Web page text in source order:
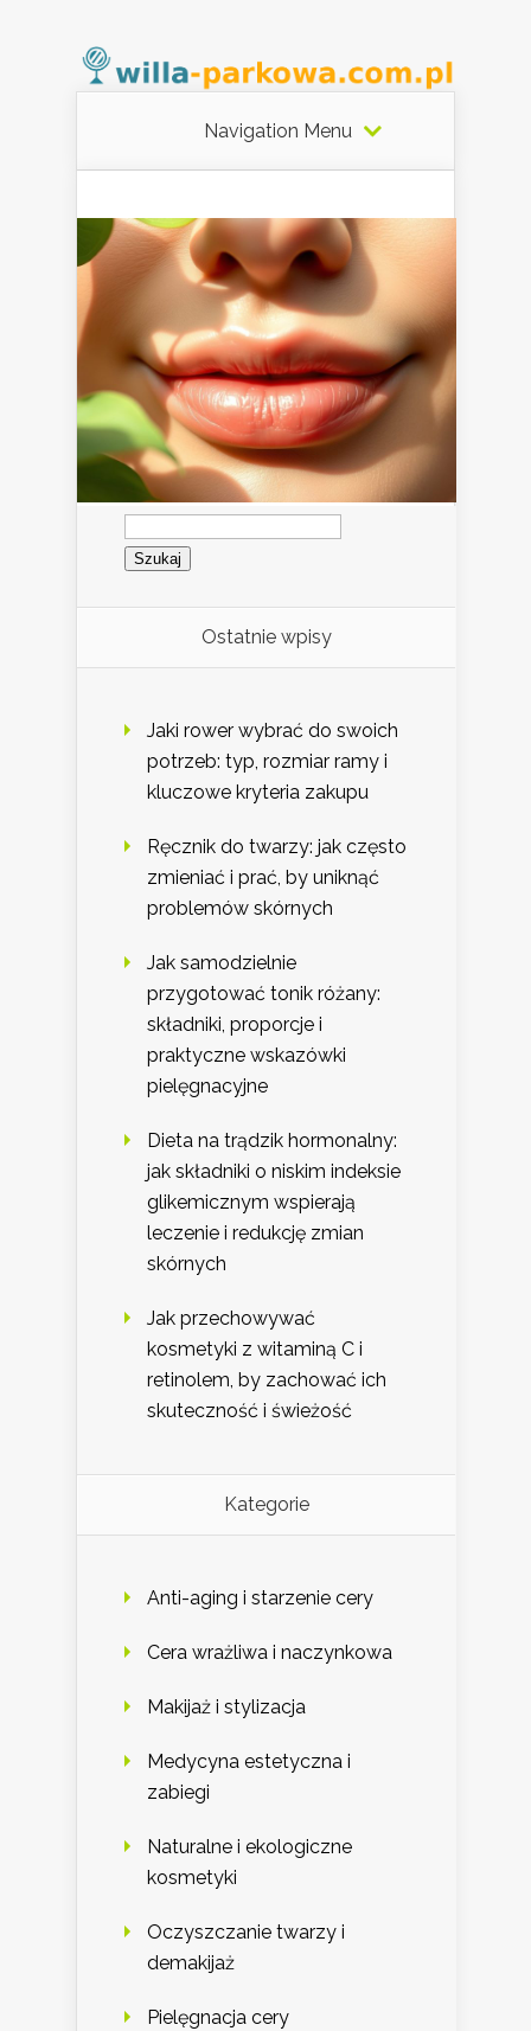
Navigation Menu
Szukaj:
Ostatnie wpisy
Jaki rower wybrać do swoich
potrzeb: typ, rozmiar ramy i
kluczowe kryteria zakupu
Ręcznik do twarzy: jak często
zmieniać i prać, by uniknąć
problemów skórnych
Jak samodzielnie
przygotować tonik różany:
składniki, proporcje i
praktyczne wskazówki
pielęgnacyjne
Dieta na trądzik hormonalny:
jak składniki o niskim indeksie
glikemicznym wspierają
leczenie i redukcję zmian
skórnych
Jak przechowywać
kosmetyki z witaminą C i
retinolem, by zachować ich
skuteczność i świeżość
Kategorie
Anti-aging i starzenie cery
Cera wrażliwa i naczynkowa
Makijaż i stylizacja
Medycyna estetyczna i
zabiegi
Naturalne i ekologiczne
kosmetyki
Oczyszczanie twarzy i
demakijaż
Pielęgnacja cery